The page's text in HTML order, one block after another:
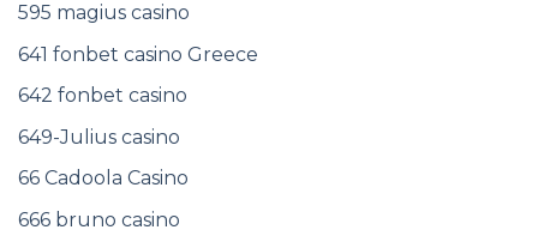
595 magius casino
641 fonbet casino Greece
642 fonbet casino
649-Julius casino
66 Cadoola Casino
666 bruno casino